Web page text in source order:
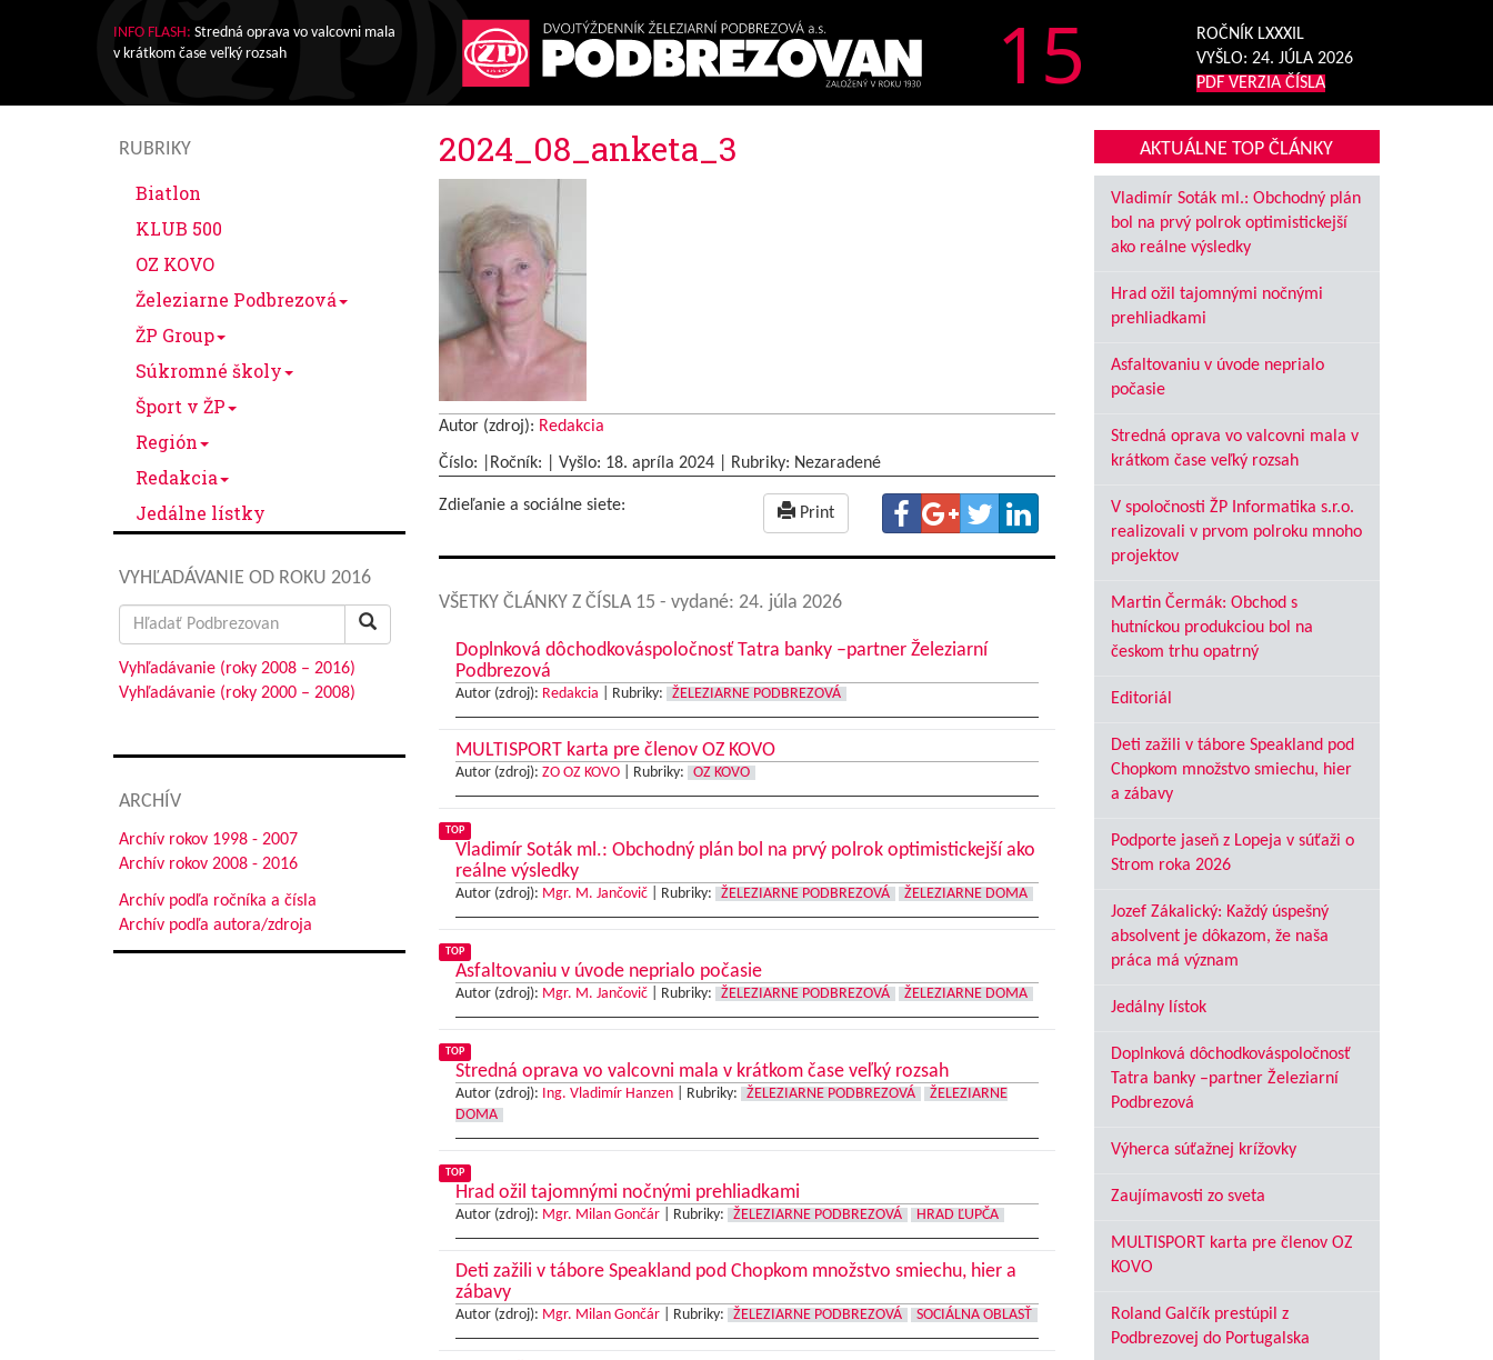
INFO FLASH: Stredná oprava vo valcovni mala
v krátkom čase veľký rozsah
15
ROČNÍK LXXXIL
VYŠLO: 24. JÚLA 2026
PDF VERZIA ČÍSLA
RUBRIKY
Biatlon
KLUB 500
OZ KOVO
Železiarne Podbrezová
ŽP Group
Súkromné školy
Šport v ŽP
Región
Redakcia
Jedálne lístky
VYHĽADÁVANIE OD ROKU 2016
Search
for:
Vyhľadávanie (roky 2008 – 2016)
Vyhľadávanie (roky 2000 – 2008)
ARCHÍV
Archív rokov 1998 - 2007
Archív rokov 2008 - 2016
Archív podľa ročníka a čísla
Archív podľa autora/zdroja
2024_08_anketa_3
Autor (zdroj): Redakcia
Číslo: |Ročník: | Vyšlo: 18. apríla 2024| Rubriky: Nezaradené
Zdieľanie a sociálne siete: Print
VŠETKY ČLÁNKY Z ČÍSLA 15 - vydané: 24. júla 2026
Doplnková dôchodkováspoločnosť Tatra banky –partner Železiarní
Podbrezová
Autor (zdroj): Redakcia Rubriky: ŽELEZIARNE PODBREZOVÁ
MULTISPORT karta pre členov OZ KOVO
Autor (zdroj): ZO OZ KOVO| Rubriky: OZ KOVO
TOP
Vladimír Soták ml.: Obchodný plán bol na prvý polrok optimistickejší ako
reálne výsledky
Autor (zdroj): Mgr. M. Jančovič| Rubriky: ŽELEZIARNE PODBREZOVÁ ŽELEZIARNE DOMA
TOP
Asfaltovaniu v úvode neprialo počasie
Autor (zdroj): Mgr. M. Jančovič| Rubriky: ŽELEZIARNE PODBREZOVÁ ŽELEZIARNE DOMA
TOP
Stredná oprava vo valcovni mala v krátkom čase veľký rozsah
Autor (zdroj): Ing. Vladimír Hanzen| Rubriky: ŽELEZIARNE PODBREZOVÁ
ŽELEZIARNE
DOMA
TOP
Hrad ožil tajomnými nočnými prehliadkami
Autor (zdroj): Mgr. Milan Gončár| Rubriky: ŽELEZIARNE PODBREZOVÁ HRAD ĽUPČA
Deti zažili v tábore Speakland pod Chopkom množstvo smiechu, hier a
zábavy
Autor (zdroj): Mgr. Milan Gončár| Rubriky: ŽELEZIARNE PODBREZOVÁ SOCIÁLNA OBLASŤ
AKTUÁLNE TOP ČLÁNKY
Vladimír Soták ml.: Obchodný plán
bol na prvý polrok optimistickejší
ako reálne výsledky
Hrad ožil tajomnými nočnými
prehliadkami
Asfaltovaniu v úvode neprialo
počasie
Stredná oprava vo valcovni mala v
krátkom čase veľký rozsah
V spoločnosti ŽP Informatika s.r.o.
realizovali v prvom polroku mnoho
projektov
Martin Čermák: Obchod s
hutníckou produkciou bol na
českom trhu opatrný
Editoriál
Deti zažili v tábore Speakland pod
Chopkom množstvo smiechu, hier
a zábavy
Podporte jaseň z Lopeja v súťaži o
Strom roka 2026
Jozef Zákalický: Každý úspešný
absolvent je dôkazom, že naša
práca má význam
Jedálny lístok
Doplnková dôchodkováspoločnosť
Tatra banky –partner Železiarní
Podbrezová
Výherca súťažnej krížovky
Zaujímavosti zo sveta
MULTISPORT karta pre členov OZ
KOVO
Roland Galčík prestúpil z
Podbrezovej do Portugalska